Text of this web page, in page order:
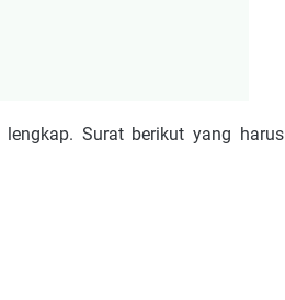
Surat berikut yang harus